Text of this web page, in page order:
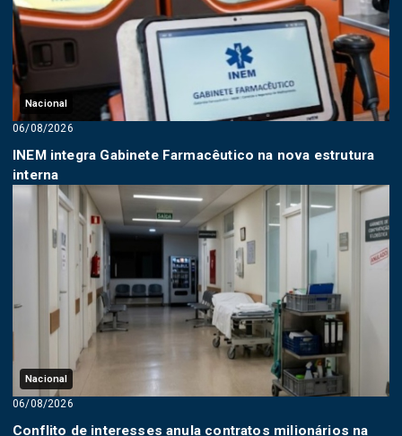
Nacional
06/08/2026
INEM integra Gabinete Farmacêutico na nova estrutura
interna
Nacional
06/08/2026
Conflito de interesses anula contratos milionários na